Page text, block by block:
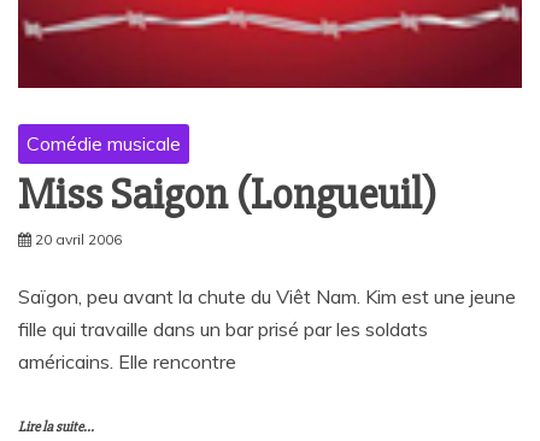
Comédie musicale
Miss Saigon (Longueuil)
20 avril 2006
Saïgon, peu avant la chute du Viêt Nam. Kim est une jeune
fille qui travaille dans un bar prisé par les soldats
américains. Elle rencontre
Lire la suite...